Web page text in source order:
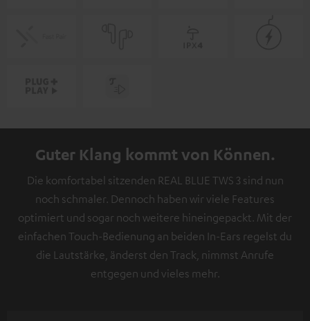
Guter Klang kommt von Können.
Die komfortabel sitzenden REAL BLUE TWS 3 sind nun
noch schmaler. Dennoch haben wir viele Features
optimiert und sogar noch weitere hineingepackt. Mit der
einfachen Touch-Bedienung an beiden In-Ears regelst du
die Lautstärke, änderst den Track, nimmst Anrufe
entgegen und vieles mehr.